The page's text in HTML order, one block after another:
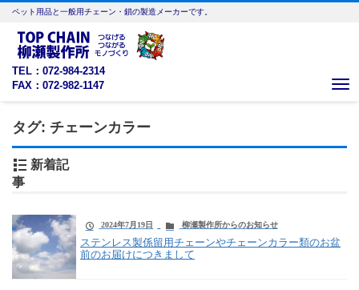
ペット用品と一般用チェーン・鎖の製造メーカーです。
TEL：072-984-2314
FAX：072-982-1147
タグ: チェーンカラー
新着記
事
2024年7月19日 柳瀬製作所からのお知らせ
ステンレス製係留用チェーンやチェーンカラー類のお盆
前のお届けにつきまして